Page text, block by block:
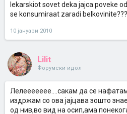
lekarskiot sovet deka jajca poveke
se konsumiraat zaradi belkovinite???
10 јануари 2010
Lilit
Форумски идол
Лелеееееее....сакам да се
издржам со ова јајцава зошто
од нив,во вид на осип,ама